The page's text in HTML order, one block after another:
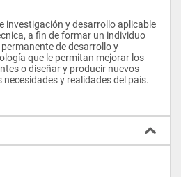
investigación y desarrollo aplicable
a fin de formar un individuo
de desarrollo y
que le permitan mejorar los
o diseñar y producir nuevos
y realidades del país.